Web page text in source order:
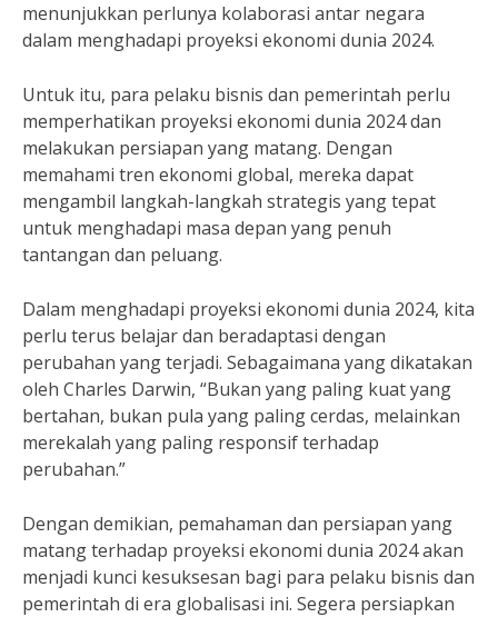
menunjukkan perlunya kolaborasi antar negara
dalam menghadapi proyeksi ekonomi dunia 2024.
Untuk itu, para pelaku bisnis dan pemerintah perlu
memperhatikan proyeksi ekonomi dunia 2024 dan
melakukan persiapan yang matang. Dengan
memahami tren ekonomi global, mereka dapat
mengambil langkah-langkah strategis yang tepat
untuk menghadapi masa depan yang penuh
tantangan dan peluang.
Dalam menghadapi proyeksi ekonomi dunia 2024, kita
perlu terus belajar dan beradaptasi dengan
perubahan yang terjadi. Sebagaimana yang dikatakan
oleh Charles Darwin, “Bukan yang paling kuat yang
bertahan, bukan pula yang paling cerdas, melainkan
merekalah yang paling responsif terhadap
perubahan.”
Dengan demikian, pemahaman dan persiapan yang
matang terhadap proyeksi ekonomi dunia 2024 akan
menjadi kunci kesuksesan bagi para pelaku bisnis dan
pemerintah di era globalisasi ini. Segera persiapkan